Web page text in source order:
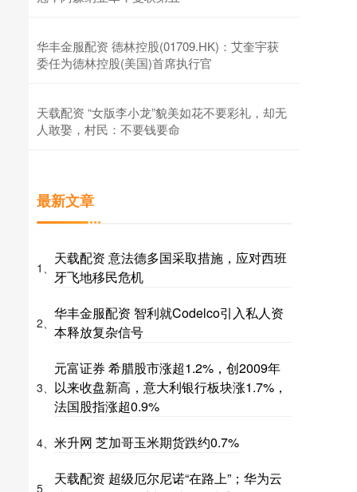
华丰金服配资 德林控股(01709.HK)：艾奎宇获
委任为德林控股(美国)首席执行官
天载配资 “女版李小龙”貌美如花不要彩礼，却无
人敢娶，村民：不要钱要命
最新文章
1、
天载配资 意法德多国采取措施，应对西班
牙飞地移民危机
2、
华丰金服配资 智利就Codelco引入私人资
本释放复杂信号
3、
元富证券 希腊股市涨超1.2%，创2009年
以来收盘新高，意大利银行板块涨1.7%，
法国股指涨超0.9%
4、 米升网 芝加哥玉米期货跌约0.7%
5、
天载配资 超级厄尔尼诺“在路上”；华为云